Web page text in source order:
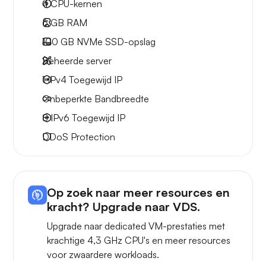
4CPU-kernen
6 GB RAM
100 GB NVMe SSD-opslag
Beheerde server
1 IPv4 Toegewijd IP
Onbeperkte Bandbreedte
8 IPv6 Toegewijd IP
DDoS Protection
Op zoek naar meer resources en
kracht? Upgrade naar VDS.
Upgrade naar dedicated VM-prestaties met
krachtige 4,3 GHz CPU's en meer resources
voor zwaardere workloads.